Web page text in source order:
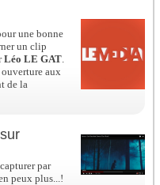
une bonne
un clip
Léo LE GAT
aux
de la
par
peux plus...!